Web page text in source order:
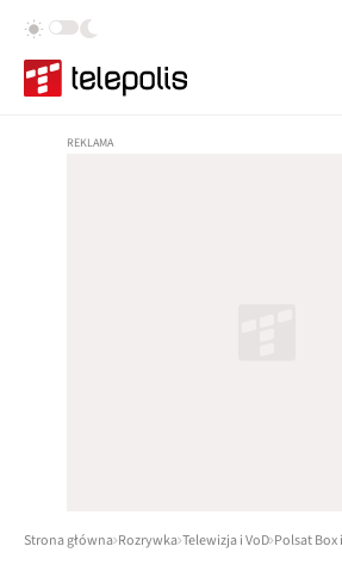
Strona główna Rozrywka Telewizja i VoD